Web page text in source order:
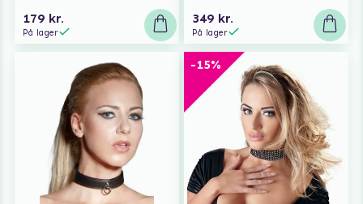
179 kr.
På lager
349 kr.
På lager
-15%